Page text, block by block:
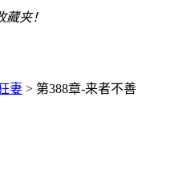
夹！
妻 > 第388章-来者不善